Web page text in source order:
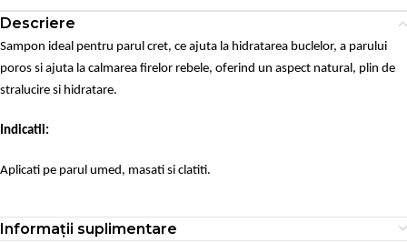
Descriere
Sampon ideal pentru parul cret, ce ajuta la hidratarea buclelor, a parului
poros si ajuta la calmarea firelor rebele, oferind un aspect natural, plin de
stralucire si hidratare.
Indicatii:
Aplicati pe parul umed, masati si clatiti.
Informații suplimentare